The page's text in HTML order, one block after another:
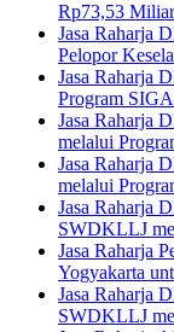
Rp73,53
Jasa Raharja
Pelopor
Jasa Raharja
Program
Jasa Raharja
melalui
Jasa Raharja
melalui
Jasa Raharja
SWDKLLJ
Jasa Raharja
Yogyakarta
Jasa Raharja
SWDKLLJ